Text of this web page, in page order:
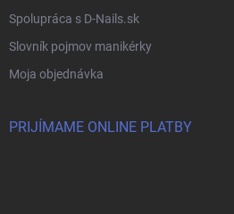
Spolupráca s D-Nails.sk
Slovník pojmov manikérky
Moja objednávka
PRIJÍMAME ONLINE PLATBY